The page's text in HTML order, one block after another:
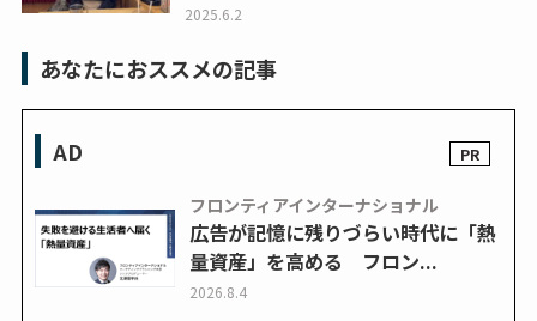
2025.6.2
あなたにおススメの記事
AD
フロンティアインターナショナル
広告が記憶に残りづらい時代に「熱
量資産」を高める フロン...
2026.8.4